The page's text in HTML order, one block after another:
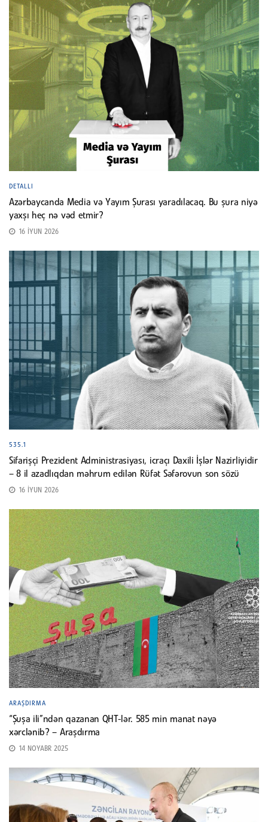
DETALLI
Azərbaycanda Media və Yayım Şurası yaradılacaq. Bu şura niyə
yaxşı heç nə vəd etmir?
16 İYUN 2026
535.1
Sifarişçi Prezident Administrasiyası, icraçı Daxili İşlər Nazirliyidir
– 8 il azadlıqdan məhrum edilən Rüfət Səfərovun son sözü
16 İYUN 2026
ARAŞDIRMA
“Şuşa ili”ndən qazanan QHT-lər. 585 min manat nəyə
xərclənib? – Araşdırma
14 NOYABR 2025